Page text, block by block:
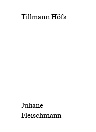
Tillmann Höfs
Juliane
Fleischmann